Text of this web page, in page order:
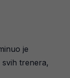
je
trenera,